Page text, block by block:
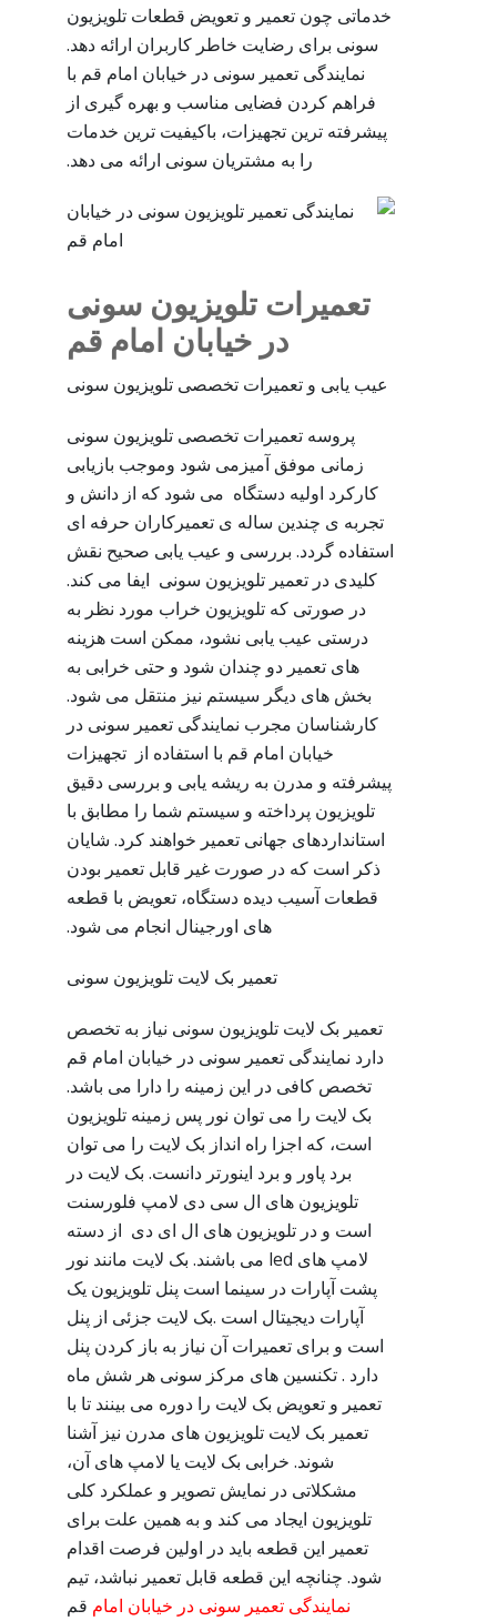
خدماتی چون تعمیر و تعویض قطعات تلویزیون
سونی برای رضایت خاطر کاربران ارائه دهد.
نمایندگی تعمیر سونی در خیابان امام قم با
فراهم کردن فضایی مناسب و بهره گیری از
پیشرفته ترین تجهیزات، باکیفیت ترین خدمات
را به مشتریان سونی ارائه می دهد.
تعمیرات تلویزیون سونی
در خیابان امام قم
عیب یابی و تعمیرات تخصصی تلویزیون سونی
پروسه تعمیرات تخصصی تلویزیون سونی
زمانی موفق آمیزمی شود وموجب بازیابی
کارکرد اولیه دستگاه می شود که از دانش و
تجربه ی چندین ساله ی تعمیرکاران حرفه ای
استفاده گردد. بررسی و عیب یابی صحیح نقش
کلیدی در تعمیر تلویزیون سونی ایفا می کند.
در صورتی که تلویزیون خراب مورد نظر به
درستی عیب یابی نشود، ممکن است هزینه
های تعمیر دو چندان شود و حتی خرابی به
بخش های دیگر سیستم نیز منتقل می شود.
کارشناسان مجرب نمایندگی تعمیر سونی در
خیابان امام قم با استفاده از تجهیزات
پیشرفته و مدرن به ریشه یابی و بررسی دقیق
تلویزیون پرداخته و سیستم شما را مطابق با
استانداردهای جهانی تعمیر خواهند کرد. شایان
ذکر است که در صورت غیر قابل تعمیر بودن
قطعات آسیب دیده دستگاه، تعویض با قطعه
های اورجینال انجام می شود.
تعمیر بک لایت تلویزیون سونی
تعمیر بک لایت تلویزیون سونی نیاز به تخصص
دارد نمایندگی تعمیر سونی در خیابان امام قم
تخصص کافی در این زمینه را دارا می باشد.
بک لایت را می توان نور پس زمینه تلویزیون
است، که اجزا راه انداز بک لایت را می توان
برد پاور و برد اینورتر دانست. بک لایت در
تلویزیون های ال سی دی لامپ فلورسنت
است و در تلویزیون های ال ای دی از دسته
لامپ های led می باشند. بک لایت مانند نور
پشت آپارات در سینما است پنل تلویزیون یک
آپارات دیجیتال است .بک لایت جزئی از پنل
است و برای تعمیرات آن نیاز به باز کردن پنل
دارد . تکنسین های مرکز سونی هر شش ماه
تعمیر و تعویض بک لایت را دوره می بینند تا با
تعمیر بک لایت تلویزیون های مدرن نیز آشنا
شوند. خرابی بک لایت یا لامپ های آن،
مشکلاتی در نمایش تصویر و عملکرد کلی
تلویزیون ایجاد می کند و به همین علت برای
تعمیر این قطعه باید در اولین فرصت اقدام
شود. چنانچه این قطعه قابل تعمیر نباشد، تیم
نمایندگی تعمیر سونی در خیابان امام قم